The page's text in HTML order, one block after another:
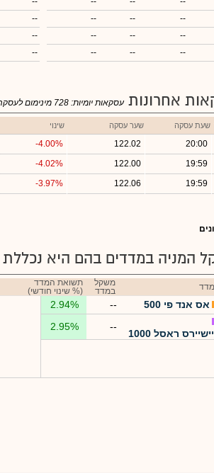
--
--
--
--
--
--
--
--
--
--
--
--
אחרונות עסקאות יומיות: 728 מינימום
שעת עסקה שער עסקה שינוי
20:00
122.02
-4.00%
19:59
122.00
-4.02%
19:59
122.06
-3.97%
המניה במדדים בהם היא נכללת
משקל
במדד
תשואת המדד
(% שינוי חודשי)
אס אנד פי 500 --
2.94%
ראסל 1000
--
2.95%